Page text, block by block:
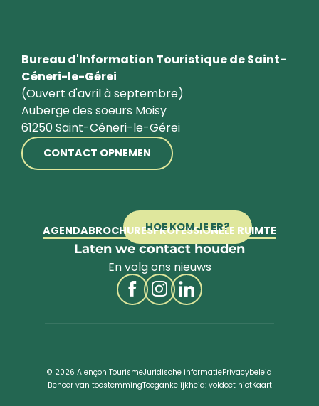
Bureau d'Information Touristique de Saint-
Céneri-le-Gérei
(Ouvert d'avril à septembre)
Auberge des soeurs Moisy
61250 Saint-Céneri-le-Gérei
CONTACT OPNEMEN
HOE KOM JE ER?
AGENDABROCHURESPROFESSIONELE RUIMTE
Laten we contact houden
En volg ons nieuws
© 2026 Alençon TourismeJuridische informatiePrivacybeleid
Beheer van toestemmingToegankelijkheid: voldoet nietKaart